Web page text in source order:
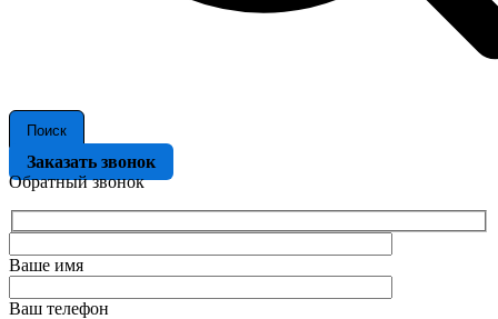
Поиск
Заказать звонок
Обратный звонок
Ваше имя
Ваш телефон